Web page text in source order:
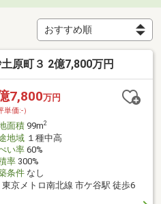
原町３ 2億7,800万円
7,800万円
単価:-）
面積99m2
地域１種中高
い率60%
率300%
条件なし
東京メトロ南北線 市ケ谷駅 徒歩6